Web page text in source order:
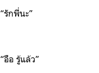
“รักพี่นะ”
“อือ รู้แล้ว”